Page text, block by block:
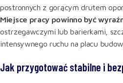
postronnych z gorącym drutem
Miejsce pracy powinno być
ostrzegawczymi lub barierkami,
intensywnego ruchu na placu
Jak przygotować stabilne i